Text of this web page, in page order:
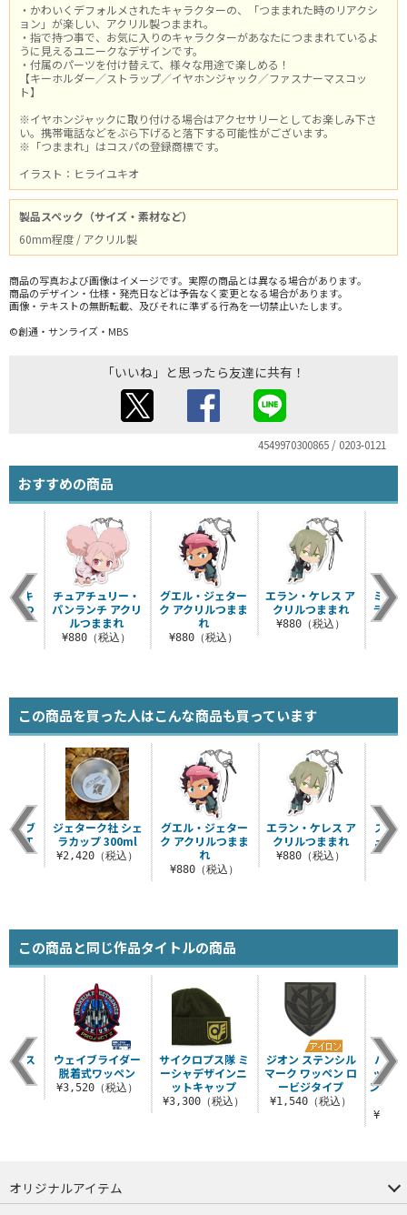
・かわいくデフォルメされたキャラクターの、「つままれた時のリアクシ
ョン」が楽しい、アクリル製つままれ。
・指で持つ事で、お気に入りのキャラクターがあなたにつままれているよ
うに見えるユニークなデザインです。
・付属のパーツを付け替えて、様々な用途で楽しめる！
【キーホルダー／ストラップ／イヤホンジャック／ファスナーマスコッ
ト】
※イヤホンジャックに取り付ける場合はアクセサリーとしてお楽しみ下さ
い。携帯電話などをぶら下げると落下する可能性がございます。
※「つままれ」はコスパの登録商標です。
イラスト：ヒライユキオ
製品スペック（サイズ・素材など）
60mm程度 / アクリル製
商品の写真および画像はイメージです。実際の商品とは異なる場合があります。
商品のデザイン・仕様・発売日などは予告なく変更となる場合があります。
画像・テキストの無断転載、及びそれに準ずる行為を一切禁止いたします。
©創通・サンライズ・MBS
「いいね」と思ったら友達に共有！
4549970300865 / 0203-0121
おすすめの商品
グエル・ジェター
ク アクリルつまま
れ
¥880（税込）
エラン・ケレス ア
クリルつままれ
¥880（税込）
ミオ
ラン
ーキ
ルつ
チュアチュリー・
パンランチ アクリ
ルつままれ
¥880（税込）
この商品を買った人はこんな商品も買っています
グエル・ジェター
ク アクリルつまま
れ
¥880（税込）
エラン・ケレス ア
クリルつままれ
¥880（税込）
スレ
ュリ
ダブ
じ T
ジェターク社 シェ
ラカップ 300ml
¥2,420（税込）
この商品と同じ作品タイトルの商品
サイクロプス隊 ミ
ーシャデザインニ
ットキャップ
¥3,300（税込）
ジオン ステンシル
マーク ワッペン ロ
ービジタイプ
¥1,540（税込）
ハサ
ット
ンジャ
クス
込）
ウェイブライダー
脱着式ワッペン
¥3,520（税込）
オリジナルアイテム